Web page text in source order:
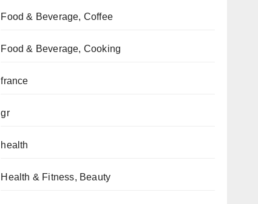
Food & Beverage, Coffee
Food & Beverage, Cooking
france
gr
health
Health & Fitness, Beauty